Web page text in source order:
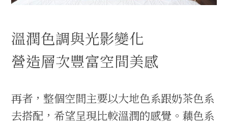
溫潤色調與光影變化
營造層次豐富空間美感
再者，整個空間主要以大地色系跟奶茶色系
去搭配，希望呈現比較溫潤的感覺。藕色系